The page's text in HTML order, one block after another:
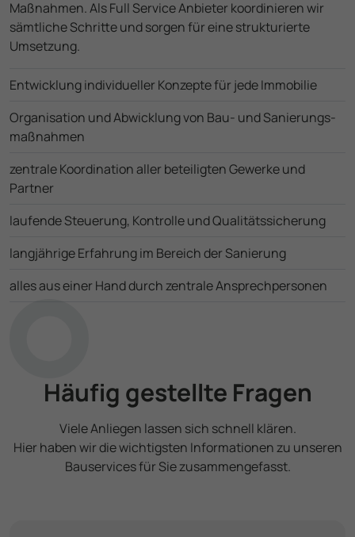
Maßnahmen. Als Full Service Anbieter koordinieren wir
sämtliche Schritte und sorgen für eine strukturierte
Umsetzung.
Entwicklung indivi­dueller Konzepte für jede Immobilie
Organisation und Abwicklung von Bau- und Sanierungs­
maßnahmen
zentrale Koordination aller beteiligten Gewerke und
Partner
laufende Steuerung, Kontrolle und Qualitäts­sicherung
langjährige Erfahrung im Bereich der Sanierung
alles aus einer Hand durch zentrale Ansprech­personen
Häufig gestellte Fragen
Viele Anliegen lassen sich schnell klären.
Hier haben wir die wichtigsten Informationen zu unseren
Bau­services für Sie zusammen­gefasst.